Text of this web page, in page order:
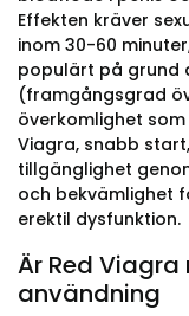
Effekten kräver
inom 30-60
populärt på grund
(framgångsgrad
överkomlighet
Viagra, snabb
tillgänglighet
och bekvämlighet
erektil dysfunktion.
Är Red
användning